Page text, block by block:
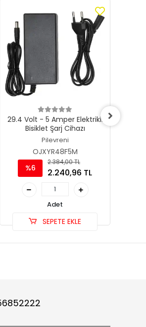
29.4 Volt - 5 Amper Elektrikli
Bisiklet Şarj Cihazı
Pilevreni
OJXYR48F5M
%6
2.384,00 TL
2.240,96 TL
Adet
SEPETE EKLE